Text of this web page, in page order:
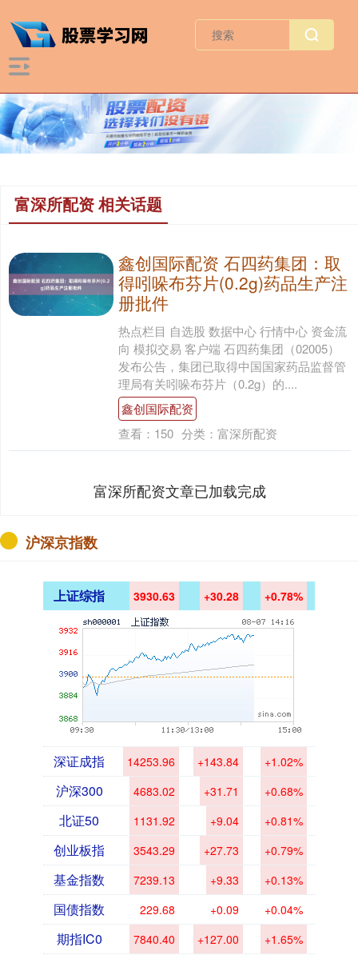
富深所配资 相关话题
鑫创国际配资 石四药集团：取
得吲哚布芬片(0.2g)药品生产注
册批件
热点栏目 自选股 数据中心 行情中心 资金流
向 模拟交易 客户端 石四药集团（02005）
发布公告，集团已取得中国国家药品监督管
理局有关吲哚布芬片（0.2g）的....
鑫创国际配资
查看： 150 分类： 富深所配资
富深所配资文章已加载完成
沪深京指数
上证综指 3930.63 +30.28 +0.78%
深证成指 14253.96 +143.84 +1.02%
沪深300 4683.02 +31.71 +0.68%
北证50 1131.92 +9.04 +0.81%
创业板指 3543.29 +27.73 +0.79%
基金指数 7239.13 +9.33 +0.13%
国债指数 229.68 +0.09 +0.04%
期指IC0 7840.40 +127.00 +1.65%